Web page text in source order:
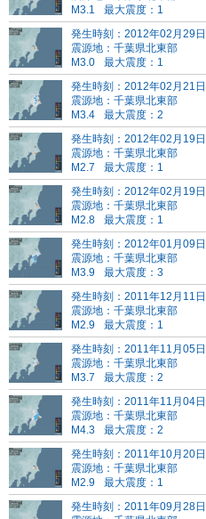
M3.1
最大震度：1
発生時刻：2012年02月29
震源地：千葉県北東部
M3.0
最大震度：1
発生時刻：2012年02月21
震源地：千葉県北東部
M3.4
最大震度：2
発生時刻：2012年02月19
震源地：千葉県北東部
M2.7
最大震度：1
発生時刻：2012年02月19
震源地：千葉県北東部
M2.8
最大震度：1
発生時刻：2012年01月09
震源地：千葉県北東部
M3.9
最大震度：3
発生時刻：2011年12月11
震源地：千葉県北東部
M2.9
最大震度：1
発生時刻：2011年11月05
震源地：千葉県北東部
M3.7
最大震度：2
発生時刻：2011年11月04
震源地：千葉県北東部
M4.3
最大震度：2
発生時刻：2011年10月20
震源地：千葉県北東部
M2.9
最大震度：1
発生時刻：2011年09月28